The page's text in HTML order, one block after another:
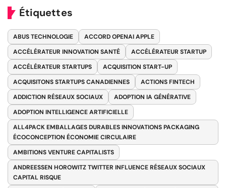
Étiquettes
ABUS TECHNOLOGIE
ACCORD OPENAI APPLE
ACCÉLÉRATEUR INNOVATION SANTÉ
ACCÉLÉRATEUR STARTUP
ACCÉLÉRATEUR STARTUPS
ACQUISITION START-UP
ACQUISITONS STARTUPS CANADIENNES
ACTIONS FINTECH
ADDICTION RÉSEAUX SOCIAUX
ADOPTION IA GÉNÉRATIVE
ADOPTION INTELLIGENCE ARTIFICIELLE
ALL4PACK EMBALLAGES DURABLES INNOVATIONS PACKAGING
ÉCOCONCEPTION ÉCONOMIE CIRCULAIRE
AMBITIONS VENTURE CAPITALISTS
ANDREESSEN HOROWITZ TWITTER INFLUENCE RÉSEAUX SOCIAUX
CAPITAL RISQUE